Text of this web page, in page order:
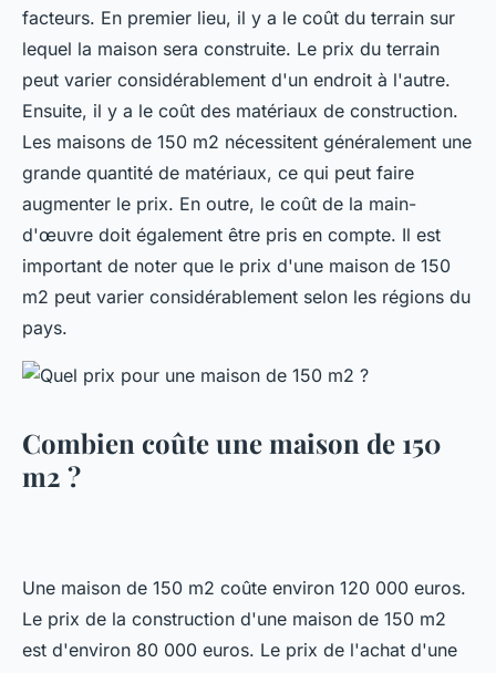
facteurs. En premier lieu, il y a le coût du terrain sur
lequel la maison sera construite. Le prix du terrain
peut varier considérablement d'un endroit à l'autre.
Ensuite, il y a le coût des matériaux de construction.
Les maisons de 150 m2 nécessitent généralement une
grande quantité de matériaux, ce qui peut faire
augmenter le prix. En outre, le coût de la main-
d'œuvre doit également être pris en compte. Il est
important de noter que le prix d'une maison de 150
m2 peut varier considérablement selon les régions du
pays.
Combien coûte une maison de 150
m2 ?
Une maison de 150 m2 coûte environ 120 000 euros.
Le prix de la construction d'une maison de 150 m2
est d'environ 80 000 euros. Le prix de l'achat d'une